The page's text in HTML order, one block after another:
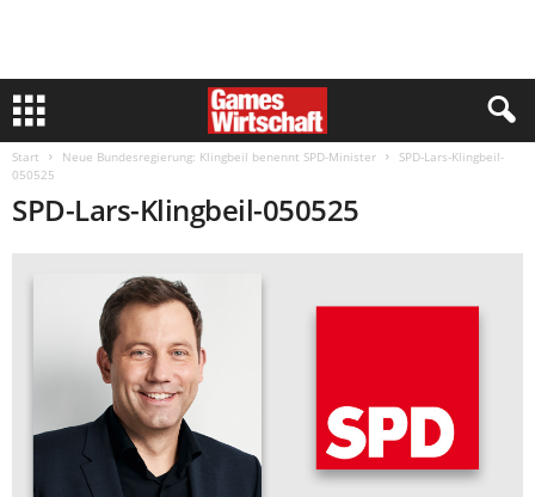
Start Neue Bundesregierung: Klingbeil benennt SPD-Minister
SPD-Lars-Klingbeil-
050525
SPD-Lars-Klingbeil-050525